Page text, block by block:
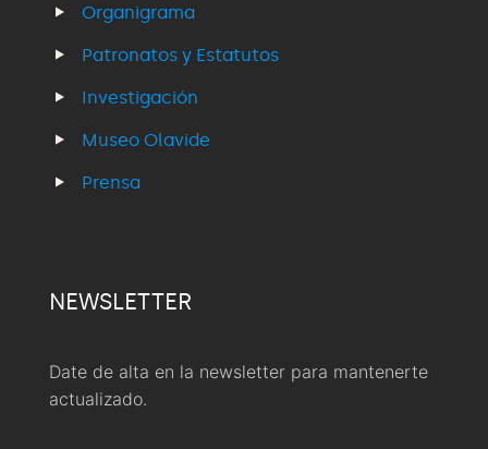
Organigrama
Patronatos y Estatutos
Investigación
Museo Olavide
Prensa
NEWSLETTER
Date de alta en la newsletter para mantenerte
actualizado.